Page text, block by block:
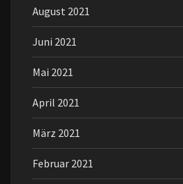
August 2021
Juni 2021
Mai 2021
April 2021
März 2021
Februar 2021